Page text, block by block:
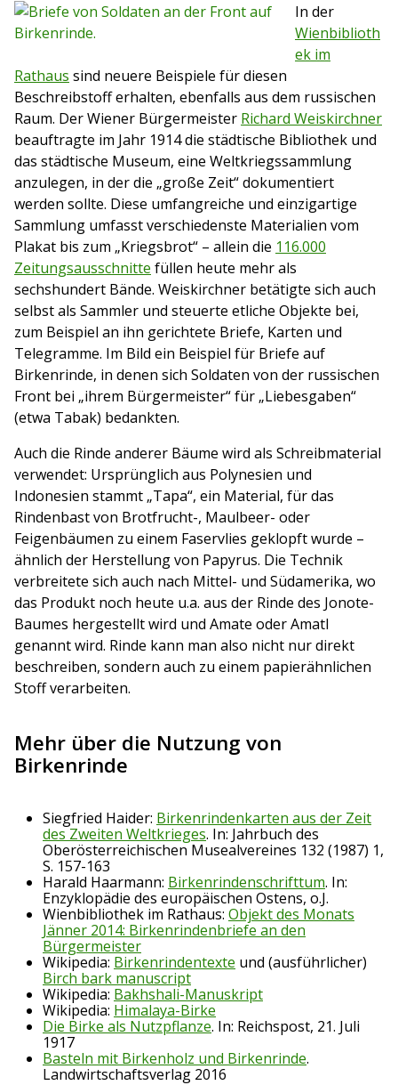
In der
Wienbiblioth
ek im
Rathaus sind neuere Beispiele für diesen
Beschreibstoff erhalten, ebenfalls aus dem russischen
Raum. Der Wiener Bürgermeister Richard Weiskirchner
beauftragte im Jahr 1914 die städtische Bibliothek und
das städtische Museum, eine Weltkriegssammlung
anzulegen, in der die „große Zeit“ dokumentiert
werden sollte. Diese umfangreiche und einzigartige
Sammlung umfasst verschiedenste Materialien vom
Plakat bis zum „Kriegsbrot“ – allein die 116.000
Zeitungsausschnitte füllen heute mehr als
sechshundert Bände. Weiskirchner betätigte sich auch
selbst als Sammler und steuerte etliche Objekte bei,
zum Beispiel an ihn gerichtete Briefe, Karten und
Telegramme. Im Bild ein Beispiel für Briefe auf
Birkenrinde, in denen sich Soldaten von der russischen
Front bei „ihrem Bürgermeister“ für „Liebesgaben“
(etwa Tabak) bedankten.
Auch die Rinde anderer Bäume wird als Schreibmaterial
verwendet: Ursprünglich aus Polynesien und
Indonesien stammt „Tapa“, ein Material, für das
Rindenbast von Brotfrucht-, Maulbeer- oder
Feigenbäumen zu einem Faservlies geklopft wurde –
ähnlich der Herstellung von Papyrus. Die Technik
verbreitete sich auch nach Mittel- und Südamerika, wo
das Produkt noch heute u.a. aus der Rinde des Jonote-
Baumes hergestellt wird und Amate oder Amatl
genannt wird. Rinde kann man also nicht nur direkt
beschreiben, sondern auch zu einem papierähnlichen
Stoff verarbeiten.
Mehr über die Nutzung von
Birkenrinde
Siegfried Haider: Birkenrindenkarten aus der Zeit
des Zweiten Weltkrieges. In: Jahrbuch des
Oberösterreichischen Musealvereines 132 (1987) 1,
S. 157-163
Harald Haarmann: Birkenrindenschrifttum. In:
Enzyklopädie des europäischen Ostens, o.J.
Wienbibliothek im Rathaus: Objekt des Monats
Jänner 2014: Birkenrindenbriefe an den
Bürgermeister
Wikipedia: Birkenrindentexte und (ausführlicher)
Birch bark manuscript
Wikipedia: Bakhshali-Manuskript
Wikipedia: Himalaya-Birke
Die Birke als Nutzpflanze. In: Reichspost, 21. Juli
1917
Basteln mit Birkenholz und Birkenrinde.
Landwirtschaftsverlag 2016